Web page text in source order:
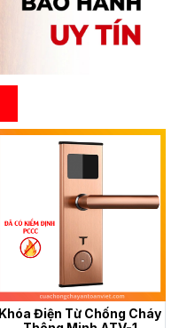
Khóa Điện Từ Chống Cháy